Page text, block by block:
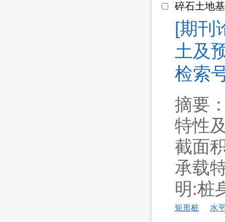
碎石土地
[期刊
土及
检索
摘要
特性
截面
承载
明:桩
矩形桩 水